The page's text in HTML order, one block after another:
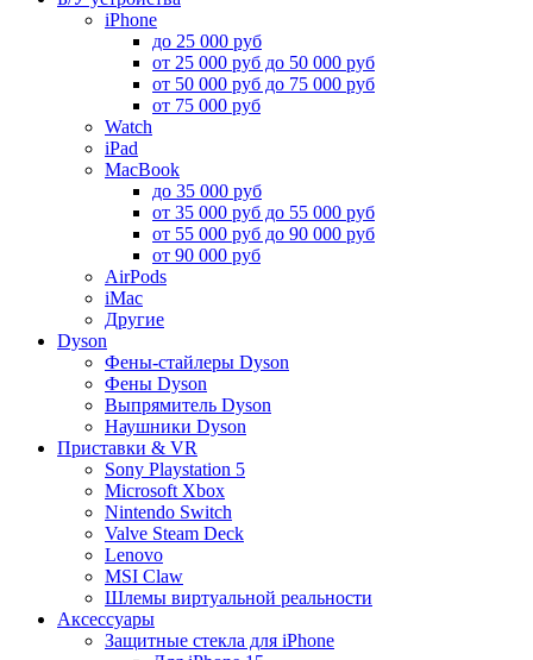
iPhone
до 25 000 руб
от 25 000 руб до 50 000 руб
от 50 000 руб до 75 000 руб
от 75 000 руб
Watch
iPad
MacBook
до 35 000 руб
от 35 000 руб до 55 000 руб
от 55 000 руб до 90 000 руб
от 90 000 руб
AirPods
iMac
Другие
Dyson
Фены-стайлеры Dyson
Фены Dyson
Выпрямитель Dyson
Наушники Dyson
Приставки & VR
Sony Playstation 5
Microsoft Xbox
Nintendo Switch
Valve Steam Deck
Lenovo
MSI Claw
Шлемы виртуальной реальности
Аксессуары
Защитные стекла для iPhone